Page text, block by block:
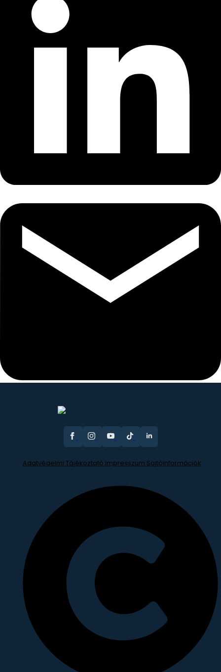
Adatvédelmi Tájékoztató Impresszum Sajtóinformációk